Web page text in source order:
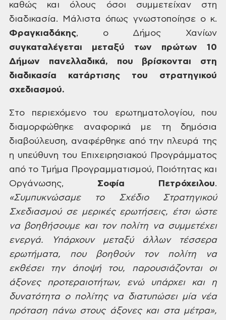
καθώς και όλους όσοι συμμετείχαν στη
διαδικασία. Μάλιστα όπως γνωστοποίησε ο κ.
Φραγκιαδάκης, ο Δήμος Χανίων
συγκαταλέγεται μεταξύ των πρώτων 10
Δήμων πανελλαδικά, που βρίσκονται στη
διαδικασία κατάρτισης του στρατηγικού
σχεδιασμού.
Στο περιεχόμενο του ερωτηματολογίου, που
διαμορφώθηκε αναφορικά με τη δημόσια
διαβούλευση, αναφέρθηκε από την πλευρά της
η υπεύθυνη του Επιχειρησιακού Προγράμματος
από το Τμήμα Προγραμματισμού, Ποιότητας και
Οργάνωσης, Σοφία Πετρόχειλου.
«Συμπυκνώσαμετο Σχέδιο Στρατηγικού
Σχεδιασμού σε μερικές ερωτήσεις, έτσι ώστε
να βοηθήσουμεκαι τον πολίτη να συμμετέχει
ενεργά. Υπάρχουν μεταξύ άλλων τέσσερα
ερωτήματα, που βοηθούν τον πολίτη να
εκθέσει την άποψή του, παρουσιάζονται οι
άξονεςπροτεραιοτήτων, ενώ υπάρχει και η
δυνατότητα ο πολίτης να διατυπώσει μία νέα
πρόταση πάνω στους άξονες και στα μέτρα»,